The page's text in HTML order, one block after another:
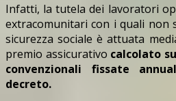
Infatti, la tutela dei lavoratori
extracomunitari con i quali non
sicurezza sociale è attuata
premio assicurativo calcolato
convenzionali fissate
decreto.